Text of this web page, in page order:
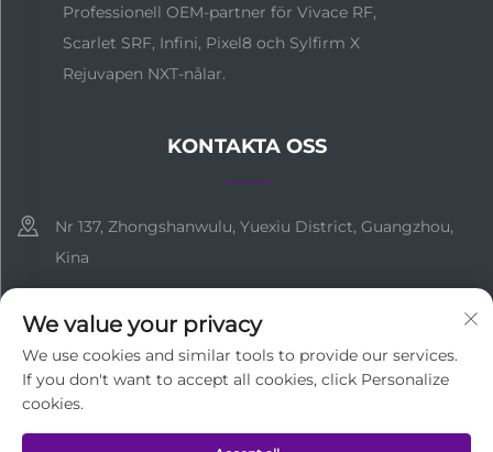
Professionell OEM-partner för Vivace RF,
Scarlet SRF, Infini, Pixel8 och Sylfirm X
Rejuvapen NXT-nålar.
KONTAKTA OSS
Nr 137, Zhongshanwulu, Yuexiu District, Guangzhou,
Kina
[email protected]
Upphovsrätt © Guangzhou Medi Technology Co., Ltd Alla
We value your privacy
We use cookies and similar tools to provide our services.
If you don't want to accept all cookies, click Personalize
cookies.